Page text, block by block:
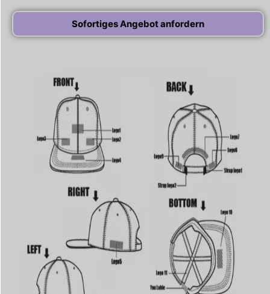
Sofortiges Angebot anfordern